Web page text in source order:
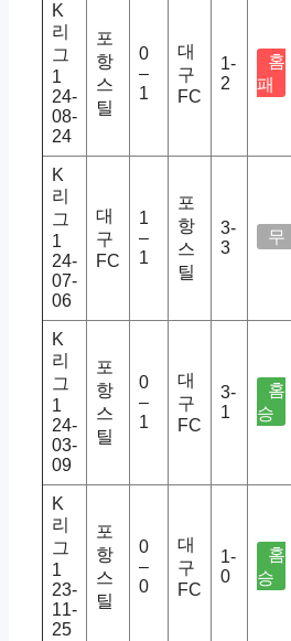
K
리
그
1
24-
08-
24
포
항
스
틸
0
–
1
대
구
FC
1-
2
홈
패
K
리
그
1
24-
07-
06
대
구
FC
1
–
1
포
항
스
틸
3-
3
무
K
리
그
1
24-
03-
09
포
항
스
틸
0
–
1
대
구
FC
3-
1
홈
승
K
리
그
1
23-
11-
25
포
항
스
틸
0
–
0
대
구
FC
1-
0
홈
승